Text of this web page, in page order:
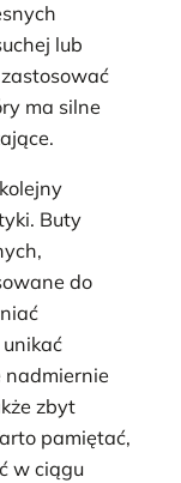
lub
ma silne
Buty
do
nadmiernie
zbyt
pamiętać,
w ciągu